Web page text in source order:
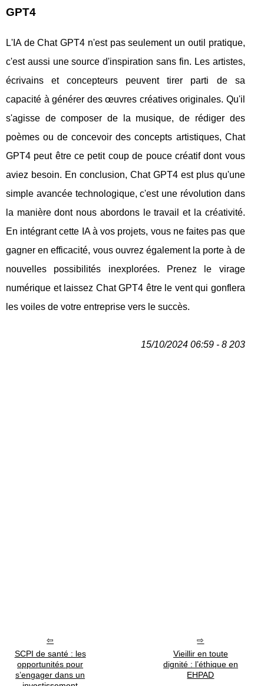
GPT4
L'IA de Chat GPT4 n'est pas seulement un outil pratique,
c'est aussi une source d'inspiration sans fin. Les artistes,
écrivains et concepteurs peuvent tirer parti de sa
capacité à générer des œuvres créatives originales. Qu'il
s'agisse de composer de la musique, de rédiger des
poèmes ou de concevoir des concepts artistiques, Chat
GPT4 peut être ce petit coup de pouce créatif dont vous
aviez besoin. En conclusion, Chat GPT4 est plus qu'une
simple avancée technologique, c'est une révolution dans
la manière dont nous abordons le travail et la créativité.
En intégrant cette IA à vos projets, vous ne faites pas que
gagner en efficacité, vous ouvrez également la porte à de
nouvelles possibilités inexplorées. Prenez le virage
numérique et laissez Chat GPT4 être le vent qui gonflera
les voiles de votre entreprise vers le succès.
15/10/2024 06:59 - 8 203
SCPI de santé : les
opportunités pour
s’engager dans un
Vieillir en toute
dignité : l’éthique en
EHPAD